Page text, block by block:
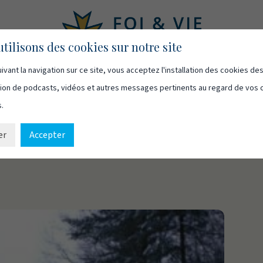
Vidéos Qui sommes-nous Ressources
: La dégénérescence de
des cookies sur notre site
la navigation sur ce site, vous acceptez l'installation des cookies
de podcasts, vidéos et autres messages pertinents au regard de vos
Accepter